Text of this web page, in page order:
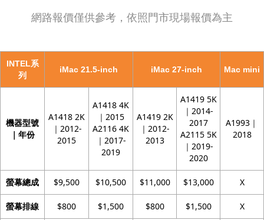
網路報價僅供參考，依照門市現場報價為主
INTEL系
列
iMac 21.5-inch iMac 27-inch Mac mini
機器型號
｜年份
A1418 2K
｜2012-
2015
A1418 4K
｜2015
A2116 4K
｜2017-
2019
A1419 2K
｜2012-
2013
A1419 5K
｜2014-
2017
A2115 5K
｜2019-
2020
A1993｜
2018
螢幕總成 $9,500 $10,500 $11,000 $13,000 X
螢幕排線 $800 $1,500 $800 $1,500 X